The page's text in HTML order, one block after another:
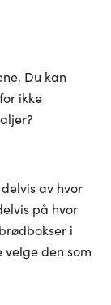
Du kan
ikke
av hvor
på hvor
i
den som